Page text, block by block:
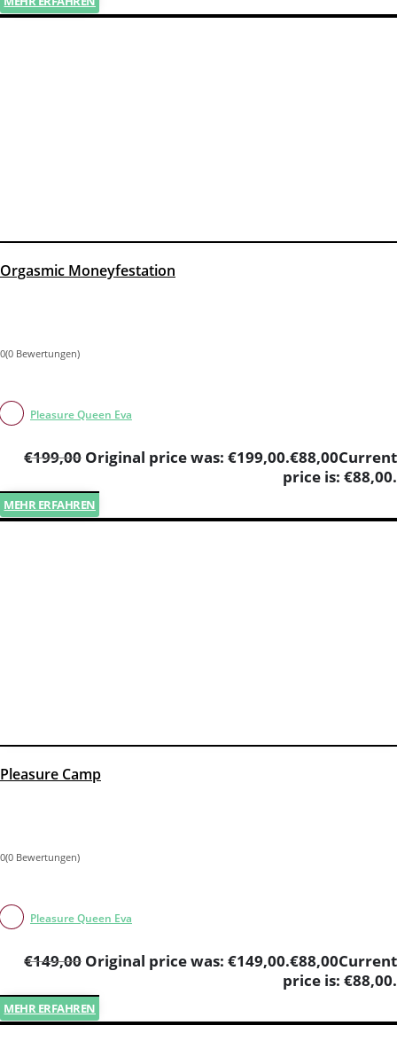
Orgas­mic Moneyfestation
0(0 Bewertungen)
Pleasure Queen Eva
€199,00 Original price was: €199,00.€88,00Current
price is: €88,00.
MEHR ERFAHREN
Plea­su­re Camp
0(0 Bewertungen)
Pleasure Queen Eva
€149,00 Original price was: €149,00.€88,00Current
price is: €88,00.
MEHR ERFAHREN